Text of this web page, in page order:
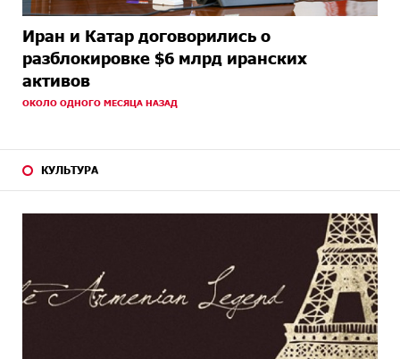
Иран и Катар договорились о
разблокировке $6 млрд иранских
активов
ОКОЛО ОДНОГО МЕСЯЦА НАЗАД
КУЛЬТУРА